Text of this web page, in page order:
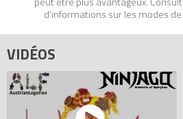
- La toupie Tornade de feu (sans
cm de haut, 5 cm de long et 5 cm de
Tous les prix du
(Spinjitzu Kai)
sur Avenue de la
LEGO.
Code EAN du LEGO Ninjago 70659 :
d'informations sur les modes
VIDÉOS